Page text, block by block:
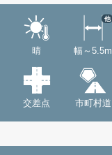
晴 幅～5.5m
他
交差点 市町村道